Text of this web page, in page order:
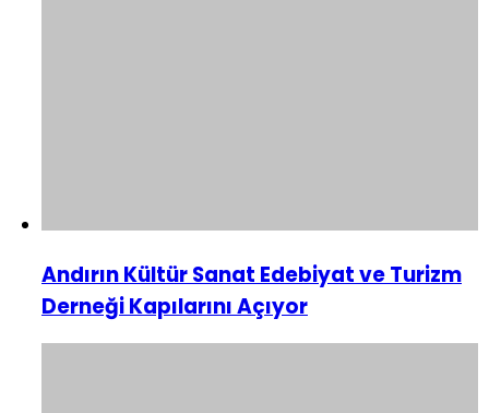
Andırın Kültür Sanat Edebiyat ve Turizm
Derneği Kapılarını Açıyor